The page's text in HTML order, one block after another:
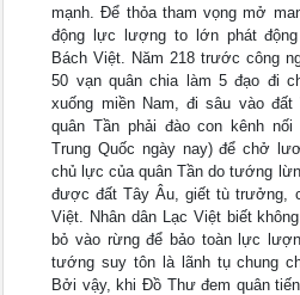
mạnh. Để thỏa tham vọng mở
động lực lượng to lớn phát
Bách Việt. Năm 218 trước công
50 vạn quân chia làm 5 đạo đi
xuống miền Nam, đi sâu vào
quân Tần phải đào con kênh
Trung Quốc ngày nay) để chở
chủ lực của quân Tần do tướng
được đất Tây Âu, giết tù trưởng,
Việt. Nhân dân Lạc Việt biết
bỏ vào rừng để bảo toàn lực
tướng suy tôn là lãnh tụ chung
Bởi vậy, khi Đồ Thư đem quân